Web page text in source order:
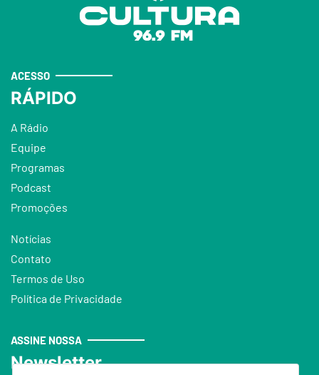
ACESSO
RÁPIDO
A Rádio
Equipe
Programas
Podcast
Promoções
Notícias
Contato
Termos de Uso
Política de Privacidade
ASSINE NOSSA
Newsletter